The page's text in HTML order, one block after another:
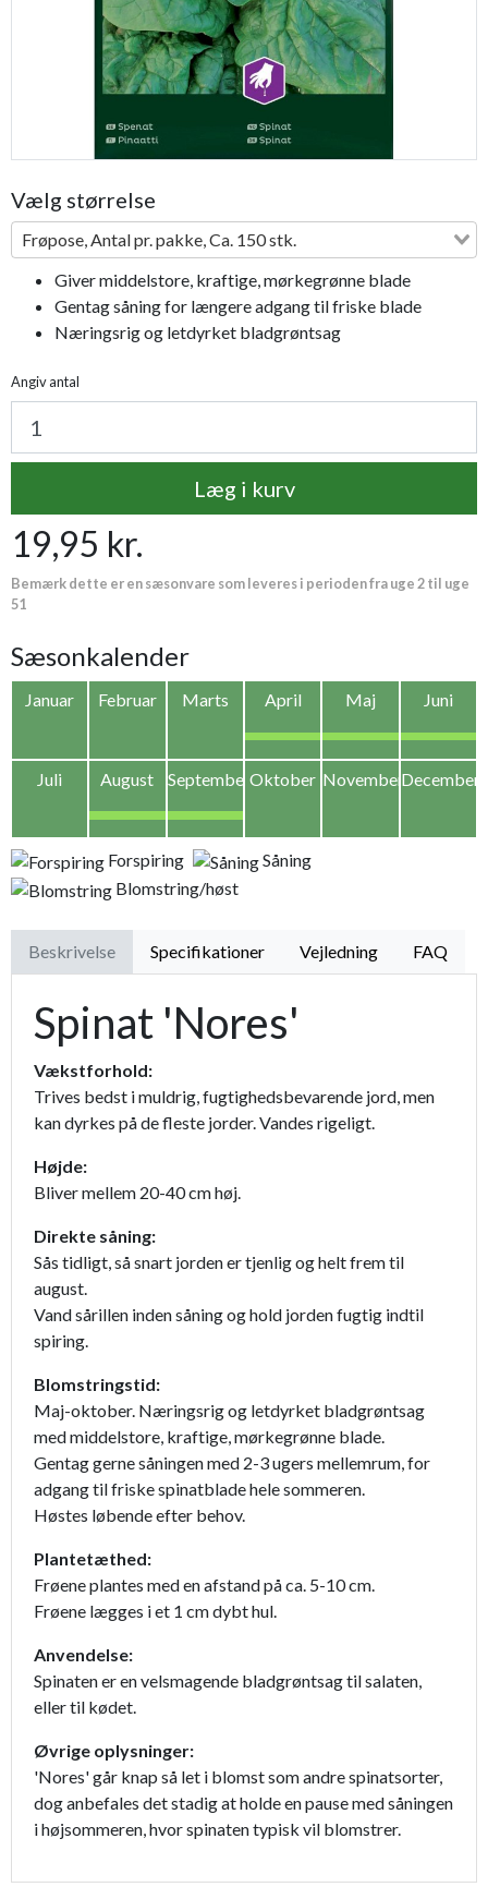
Vælg størrelse
Frøpose, Antal pr. pakke, Ca. 150 stk.
Giver middelstore, kraftige, mørkegrønne blade
Gentag såning for længere adgang til friske blade
Næringsrig og letdyrket bladgrøntsag
Angiv antal
Læg i kurv
19,95 kr.
Bemærk dette er en sæsonvare som leveres i perioden fra uge 2 til uge
51
Sæsonkalender
Januar Februar Marts April Maj Juni
Juli August SeptemberOktober NovemberDecember
Forspiring
Såning
Blomstring/høst
Beskrivelse Specifikationer Vejledning FAQ
Spinat 'Nores'
Vækstforhold:
Trives bedst i muldrig, fugtighedsbevarende jord, men
kan dyrkes på de fleste jorder. Vandes rigeligt.
Højde:
Bliver mellem 20-40 cm høj.
Direkte såning:
Sås tidligt, så snart jorden er tjenlig og helt frem til
august.
Vand sårillen inden såning og hold jorden fugtig indtil
spiring.
Blomstringstid:
Maj-oktober. Næringsrig og letdyrket bladgrøntsag
med middelstore, kraftige, mørkegrønne blade.
Gentag gerne såningen med 2-3 ugers mellemrum, for
adgang til friske spinatblade hele sommeren.
Høstes løbende efter behov.
Plantetæthed:
Frøene plantes med en afstand på ca. 5-10 cm.
Frøene lægges i et 1 cm dybt hul.
Anvendelse:
Spinaten er en velsmagende bladgrøntsag til salaten,
eller til kødet.
Øvrige oplysninger:
'Nores' går knap så let i blomst som andre spinatsorter,
dog anbefales det stadig at holde en pause med såningen
i højsommeren, hvor spinaten typisk vil blomstrer.